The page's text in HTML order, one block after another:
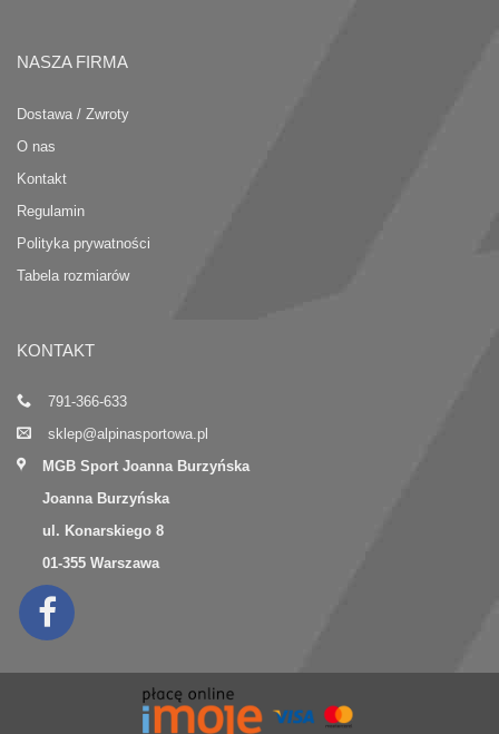
NASZA FIRMA
Dostawa / Zwroty
O nas
Kontakt
Regulamin
Polityka prywatności
Tabela rozmiarów
KONTAKT
791-366-633
sklep@alpinasportowa.pl
MGB Sport Joanna Burzyńska
Joanna Burzyńska
ul. Konarskiego 8
01-355 Warszawa